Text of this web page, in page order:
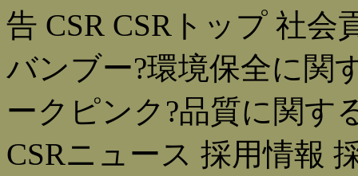
告 CSR CSRトップ 社
バンブー?環境保全に関
ークピンク?品質に関す
CSRニュース 採用情報